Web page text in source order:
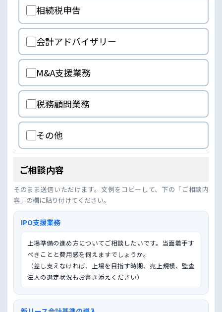
相続税申告
会計アドバイザリー
M&A支援業務
税務顧問業務
その他
ご相談内容
そのまま送信いただけます。文例をコピーして、下の「ご相談内
容」の欄に貼り付けてください。
IPO支援業務
上場準備の進め方についてご相談したいです。当面着手す
べきことと費用感を伺えますでしょうか。
（差し支えなければ、上場を目指す時期、売上規模、監査
法人の選定状況もお書き添えください）